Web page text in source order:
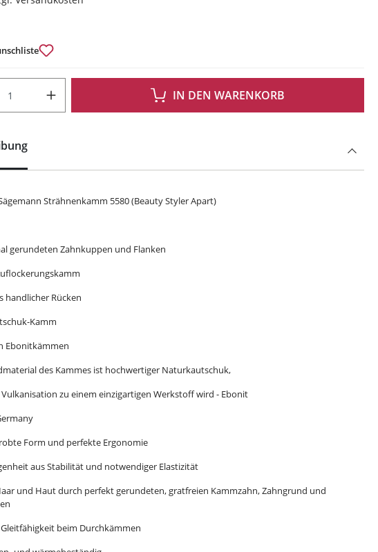
IN DEN WARENKORB
Strähnenkamm 5580 (Beauty Styler Apart)
gerundeten Zahnkuppen und Flanken
handlicher Rücken
Kamm
Ebonitkämmen
des Kammes ist hochwertiger Naturkautschuk,
zu einem einzigartigen Werkstoff wird - Ebonit
Form und perfekte Ergonomie
aus Stabilität und notwendiger Elastizität
und Haut durch perfekt gerundeten, gratfreien Kammzahn, Zahngrund und
beim Durchkämmen